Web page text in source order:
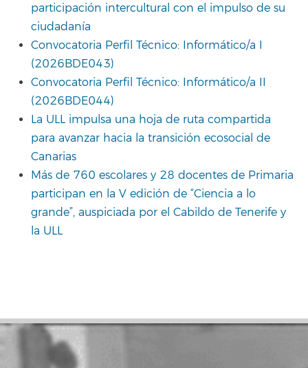
participación intercultural con el impulso de su
ciudadanía
Convocatoria Perfil Técnico: Informático/a I
(2026BDE043)
Convocatoria Perfil Técnico: Informático/a II
(2026BDE044)
La ULL impulsa una hoja de ruta compartida
para avanzar hacia la transición ecosocial de
Canarias
Más de 760 escolares y 28 docentes de Primaria
participan en la V edición de “Ciencia a lo
grande”, auspiciada por el Cabildo de Tenerife y
la ULL